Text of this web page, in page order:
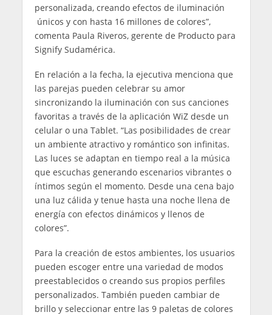
personalizada, creando efectos de iluminación
únicos y con hasta 16 millones de colores”,
comenta Paula Riveros, gerente de Producto para
Signify Sudamérica.
En relación a la fecha, la ejecutiva menciona que
las parejas pueden celebrar su amor
sincronizando la iluminación con sus canciones
favoritas a través de la aplicación WiZ desde un
celular o una Tablet. “Las posibilidades de crear
un ambiente atractivo y romántico son infinitas.
Las luces se adaptan en tiempo real a la música
que escuchas generando escenarios vibrantes o
íntimos según el momento. Desde una cena bajo
una luz cálida y tenue hasta una noche llena de
energía con efectos dinámicos y llenos de
colores”.
Para la creación de estos ambientes, los usuarios
pueden escoger entre una variedad de modos
preestablecidos o creando sus propios perfiles
personalizados. También pueden cambiar de
brillo y seleccionar entre las 9 paletas de colores